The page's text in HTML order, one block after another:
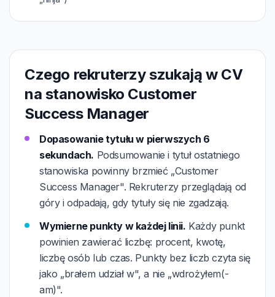
Czego rekruterzy szukają w CV
na stanowisko Customer
Success Manager
Dopasowanie tytułu w pierwszych 6
sekundach. Podsumowanie i tytuł ostatniego
stanowiska powinny brzmieć „Customer
Success Manager". Rekruterzy przeglądają od
góry i odpadają, gdy tytuły się nie zgadzają.
Wymierne punkty w każdej linii. Każdy punkt
powinien zawierać liczbę: procent, kwotę,
liczbę osób lub czas. Punkty bez liczb czyta się
jako „brałem udział w", a nie „wdrożyłem(-
am)".